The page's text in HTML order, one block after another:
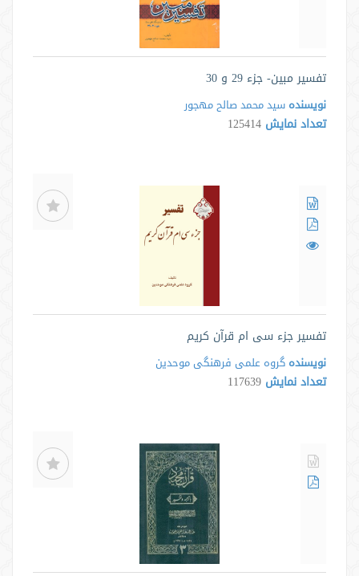
تفسیر مبین- جزء 29 و 30
نویسنده سید محمد صالح مهجور
تعداد نمایش 125414
تفسیر جزء سی ام قرآن کریم
نویسنده گروه علمی فرهنگی موحدین
تعداد نمایش 117639